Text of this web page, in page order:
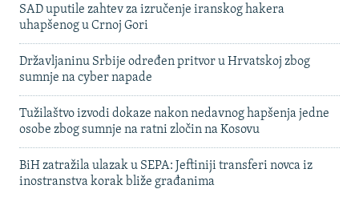
SAD uputile zahtev za izručenje iranskog hakera
uhapšenog u Crnoj Gori
Državljaninu Srbije određen pritvor u Hrvatskoj zbog
sumnje na cyber napade
Tužilaštvo izvodi dokaze nakon nedavnog hapšenja jedne
osobe zbog sumnje na ratni zločin na Kosovu
BiH zatražila ulazak u SEPA: Jeftiniji transferi novca iz
inostranstva korak bliže građanima